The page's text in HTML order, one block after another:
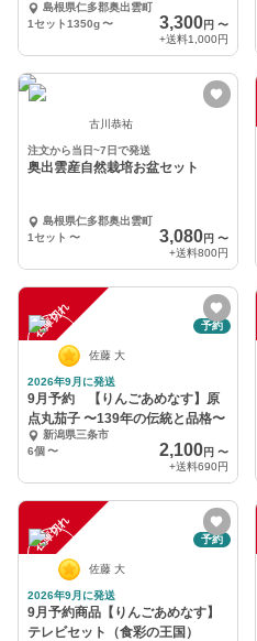
島根県仁多郡奥出雲町
1セット1350g〜 3,300円 〜
+送料1,000円
古川恭祐
注文から当日~7日で発送
奥出雲産自然栽培お盆セット
島根県仁多郡奥出雲町
1セット 〜 3,080円 〜
+送料800円
在庫切れ 予約
佐藤 大
2026年9月に発送
9月予約 【りんごあめなす】原
点丸茄子 〜139年の伝統と品格〜
新潟県三条市
6個 〜 2,100円 〜
+送料690円
在庫切れ 予約
佐藤 大
2026年9月に発送
9月予約商品【りんごあめなす】
テレビセット（食彩の王国）